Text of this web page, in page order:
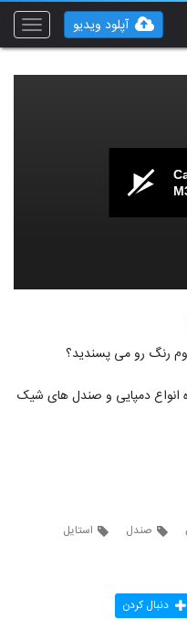
Toggle
آپلود ویدیو
رنگ رو می پسندید؟
انواع دمپایی و صندل های شیک
صندل استایل
دنبال کردن